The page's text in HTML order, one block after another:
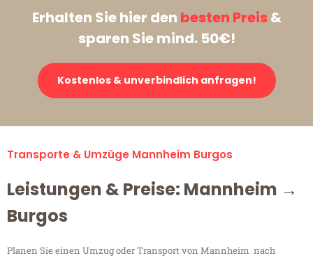
Erhalten Sie hier den besten Preis&
sparen Sie mind. 50€!
Kostenlos & unverbindlich anfragen!
Transporte & Umzüge Mannheim Burgos
Leistungen & Preise: Mannheim →
Burgos
Planen Sie einen Umzug oder Transport von Mannheim nach